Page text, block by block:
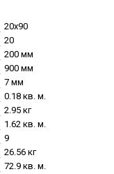
20x90
20
200 мм
900 мм
7 мм
0.18 кв. м.
2.95 кг
1.62 кв. м.
9
26.56 кг
72.9 кв. м.